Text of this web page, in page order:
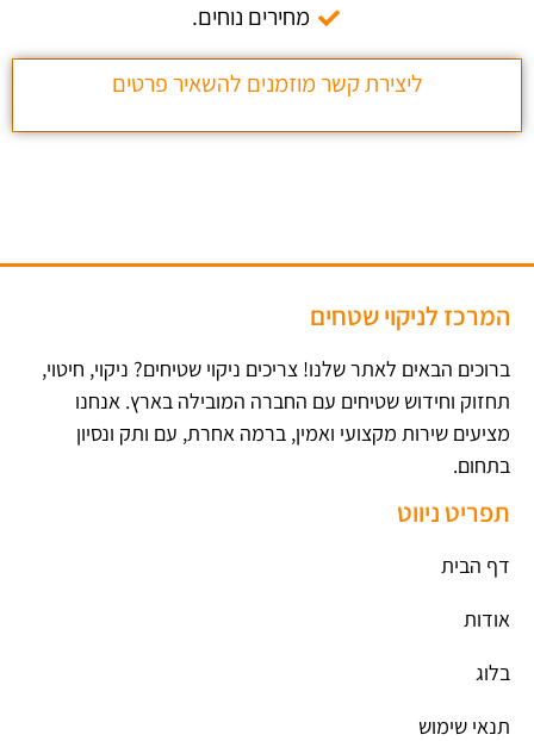
מחירים נוחים.
ליצירת קשר מוזמנים להשאיר פרטים
המרכז לניקוי שטחים
ברוכים הבאים לאתר שלנו! צריכים ניקוי שטיחים? ניקוי, חיטוי,
תחזוק וחידוש שטיחים עם החברה המובילה בארץ​. אנחנו
מציעים שירות מקצועי ואמין, ברמה אחרת, עם ותק ונסיון
בתחום.
תפריט ניווט
דף הבית
אודות
בלוג
תנאי שימוש